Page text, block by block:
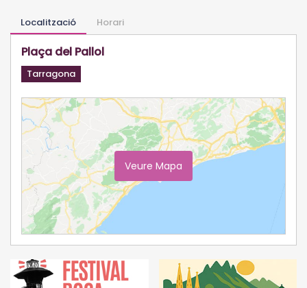
Localització Horari
Plaça del Pallol
Tarragona
Veure Mapa